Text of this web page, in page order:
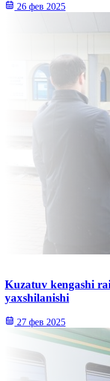
26 фев 2025
Kuzatuv kengashi
yaxshilanishi
27 фев 2025